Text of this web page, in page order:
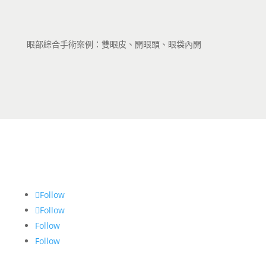
眼部綜合手術案例：雙眼皮、開眼頭、眼袋內開
Follow
Follow
Follow
Follow